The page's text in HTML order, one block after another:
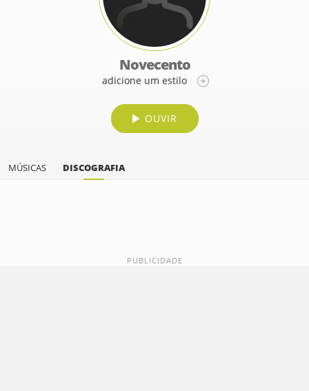
Novecento
adicione um estilo
OUVIR
MÚSICAS DISCOGRAFIA